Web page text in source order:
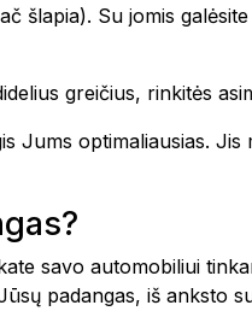
šlapia). Su jomis
greičius, rinkitės
Jums optimaliausias.
savo automobiliui
padangas, iš anksto